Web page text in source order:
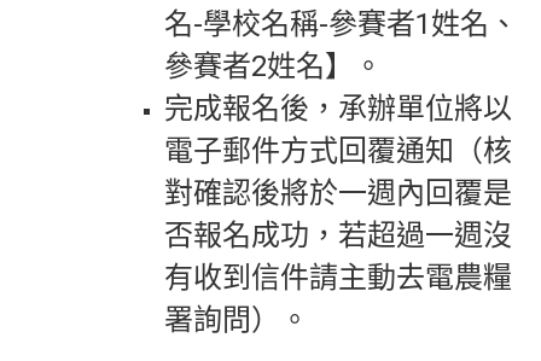
名-學校名稱-參賽者1姓名、
參賽者2姓名】。
完成報名後，承辦單位將以
電子郵件方式回覆通知（核
對確認後將於一週內回覆是
否報名成功，若超過一週沒
有收到信件請主動去電農糧
署詢問）。